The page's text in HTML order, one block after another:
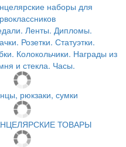
наборы для
Ленты. Дипломы.
Розетки. Статуэтки.
Колокольчики. Награды из
и стекла. Часы.
рюкзаки, сумки
ТОВАРЫ